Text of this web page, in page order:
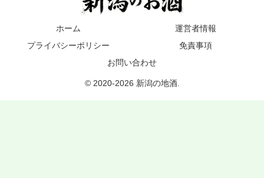
ホーム
運営者情報
プライバシーポリシー
免責事項
お問い合わせ
© 2020-2026 新潟の地酒.